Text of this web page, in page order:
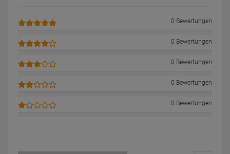
0 Bewertungen
0 Bewertungen
0 Bewertungen
0 Bewertungen
0 Bewertungen